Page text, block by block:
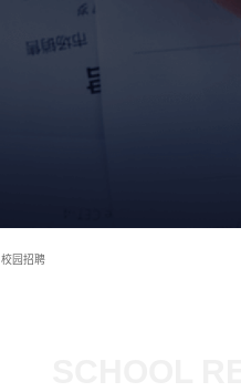
校园招聘
SCHOOL